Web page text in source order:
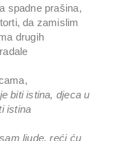
spadne prašina,
da zamislim
drugih
biti istina, djeca u
istina
ljude, reći ću